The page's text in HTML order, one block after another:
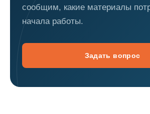
сообщим, какие материалы
начала работы.
Задать вопрос